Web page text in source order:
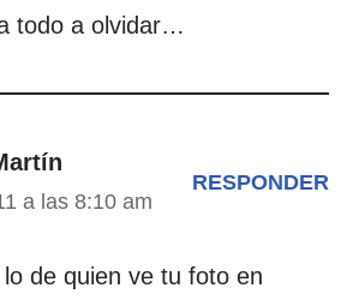
todo a olvidar…
a las 8:10 am
RESPONDER
de quien ve tu foto en